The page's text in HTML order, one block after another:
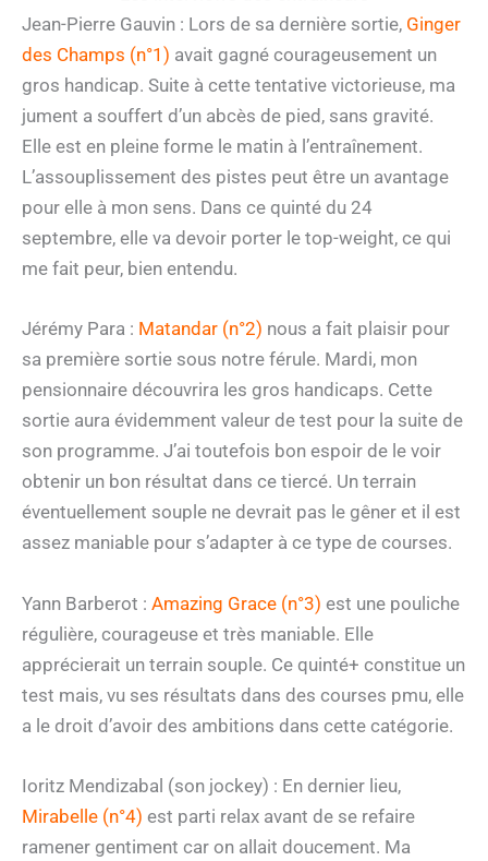
Jean-Pierre Gauvin : Lors de sa dernière sortie, Ginger
des Champs (n°1) avait gagné courageusement un
gros handicap. Suite à cette tentative victorieuse, ma
jument a souffert d’un abcès de pied, sans gravité.
Elle est en pleine forme le matin à l’entraînement.
L’assouplissement des pistes peut être un avantage
pour elle à mon sens. Dans ce quinté du 24
septembre, elle va devoir porter le top-weight, ce qui
me fait peur, bien entendu.
Jérémy Para : Matandar (n°2) nous a fait plaisir pour
sa première sortie sous notre férule. Mardi, mon
pensionnaire découvrira les gros handicaps. Cette
sortie aura évidemment valeur de test pour la suite de
son programme. J’ai toutefois bon espoir de le voir
obtenir un bon résultat dans ce tiercé. Un terrain
éventuellement souple ne devrait pas le gêner et il est
assez maniable pour s’adapter à ce type de courses.
Yann Barberot : Amazing Grace (n°3) est une pouliche
régulière, courageuse et très maniable. Elle
apprécierait un terrain souple. Ce quinté+ constitue un
test mais, vu ses résultats dans des courses pmu, elle
a le droit d’avoir des ambitions dans cette catégorie.
Ioritz Mendizabal (son jockey) : En dernier lieu,
Mirabelle (n°4) est parti relax avant de se refaire
ramener gentiment car on allait doucement. Ma